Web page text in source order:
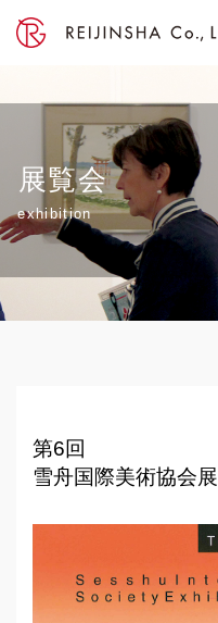
展覧会
exhibition
第6回
雪舟国際美術協会展